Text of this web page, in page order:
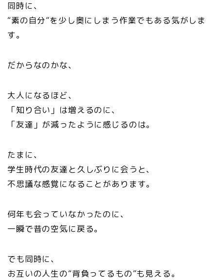
同時に、
“素の自分”を少し奥にしまう作業でもある気がしま
す。
だからなのかな、
大人になるほど、
「知り合い」は増えるのに、
「友達」が減ったように感じるのは。
たまに、
学生時代の友達と久しぶりに会うと、
不思議な感覚になることがあります。
何年も会っていなかったのに、
一瞬で昔の空気に戻る。
でも同時に、
お互いの人生の“背負ってるもの”も見える。